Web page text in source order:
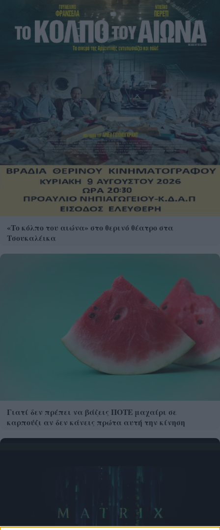
«Το κόλπο του αιώνα» στο θερινό θέατρο στα
Τσουκαλέικα
Γιατί δεν πρέπει να βάζεις ΠΟΤΕ μαχαίρι σε
καρπούζι αν δεν κάνεις πρώτα αυτή την κίνηση